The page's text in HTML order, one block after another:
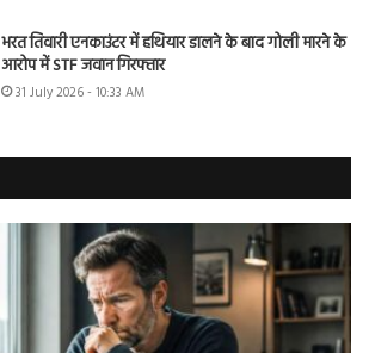
भरत तिवारी एनकाउंटर में हथियार डालने के बाद गोली मारने के
आरोप में STF जवान गिरफ्तार
31 July 2026 - 10:33 AM